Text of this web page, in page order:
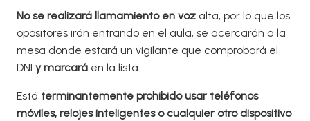
No se realizará llamamiento en voz alta, por lo que los
opositores irán entrando en el aula, se acercarán a la
mesa donde estará un vigilante que comprobará el
DNI y marcará en la lista.
Está terminantemente prohibido usar teléfonos
móviles, relojes inteligentes o cualquier otro dispositivo